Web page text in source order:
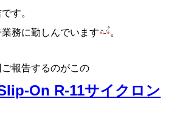
す。
務に勤しんでいます
。
報告するのがこの
On R-11サイクロン